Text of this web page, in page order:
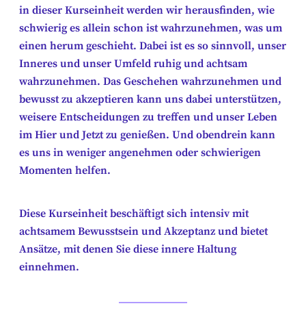
in dieser Kurseinheit werden wir herausfinden, wie
schwierig es allein schon ist wahrzunehmen, was um
einen herum geschieht. Dabei ist es so sinnvoll, unser
Inneres und unser Umfeld ruhig und achtsam
wahrzunehmen. Das Geschehen wahrzunehmen und
bewusst zu akzeptieren kann uns dabei unterstützen,
weisere Entscheidungen zu treffen und unser Leben
im Hier und Jetzt zu genießen. Und obendrein kann
es uns in weniger angenehmen oder schwierigen
Momenten helfen.
Diese Kurseinheit beschäftigt sich intensiv mit
achtsamem Bewusstsein und Akzeptanz und bietet
Ansätze, mit denen Sie diese innere Haltung
einnehmen.